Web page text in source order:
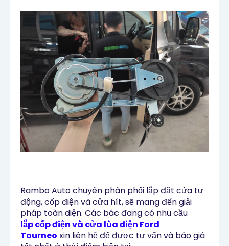
Rambo Auto chuyên phân phối lắp đặt cửa tự
động, cốp điện và cửa hít, sẽ mang đến giải
pháp toàn diện. Các bác đang có nhu cầu
lắp cốp điện và cửa lùa điện Ford
Tourneo xin liên hệ để được tư vấn và báo giá